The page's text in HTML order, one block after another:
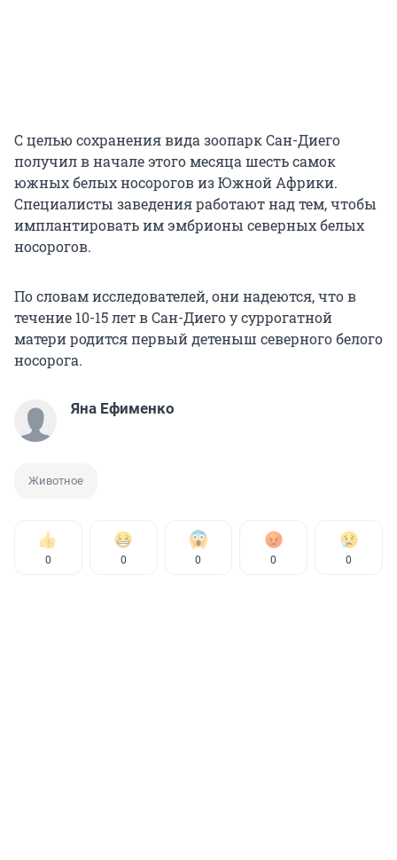
С целью сохранения вида зоопарк Сан-Диего
получил в начале этого месяца шесть самок
южных белых носорогов из Южной Африки.
Специалисты заведения работают над тем, чтобы
имплантировать им эмбрионы северных белых
носорогов.
По словам исследователей, они надеются, что в
течение 10-15 лет в Сан-Диего у суррогатной
матери родится первый детеныш северного белого
носорога.
Яна Ефименко
Животное
0 0 0 0 0